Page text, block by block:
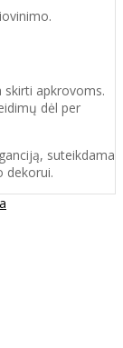
skirti apkrovoms.
dėl per
suteikdama
dekorui.